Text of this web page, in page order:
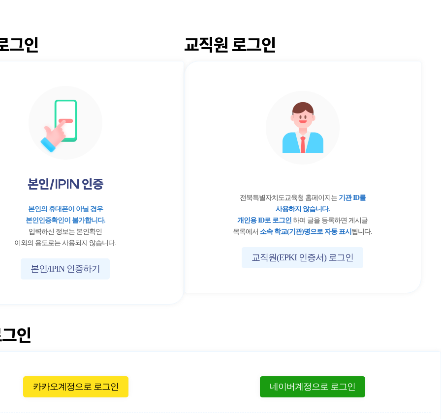
그인
본인/IPIN 인증
본인의 휴대폰이 아닐 경우
본인인증확인이 불가합니다.
입력하신 정보는 본인확인
이외의 용도로는 사용되지 않습니다.
본인/IPIN 인증하기
교직원 로그인
전북특별자치도교육청 홈페이지는 기관 ID를
사용하지 않습니다.
개인용 ID로 로그인 하여 글을 등록하면 게시글
목록에서 소속 학교(기관)명으로 자동 표시 됩니다.
교직원(EPKI 인증서) 로그인
인
카카오계정으로 로그인 네이버계정으로 로그인